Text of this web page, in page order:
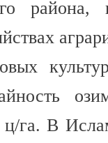
га. В